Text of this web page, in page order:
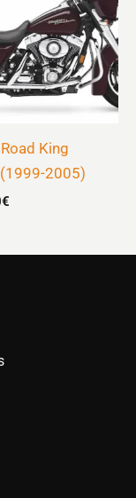
King
(1999-2005)
€